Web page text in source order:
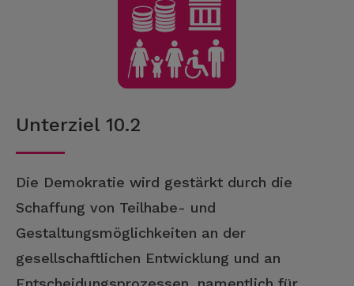
Unterziel 10.2
Die Demokratie wird gestärkt durch die
Schaffung von Teilhabe- und
Gestaltungsmöglichkeiten an der
gesellschaftlichen Entwicklung und an